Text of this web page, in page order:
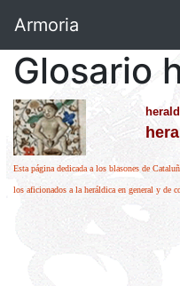
Armoria
Glosario
Esta página dedicada a los blasones de
los aficionados a la heráldica en general y de